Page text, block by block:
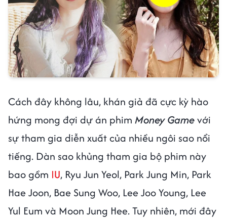
Cách đây không lâu, khán giả đã cực kỳ hào
hứng mong đợi dự án phim Money Gamevới
sự tham gia diễn xuất của nhiều ngôi sao nổi
tiếng. Dàn sao khủng tham gia bộ phim này
bao gồm IU, Ryu Jun Yeol, Park Jung Min, Park
Hae Joon, Bae Sung Woo, Lee Joo Young, Lee
Yul Eum và Moon Jung Hee. Tuy nhiên, mới đây